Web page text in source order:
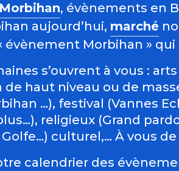
, évènements en
aujourd’hui, marché
évènement Morbihan » qui
s’ouvrent à vous :
haut niveau ou de
…), festival (Vannes
religieux (Grand
culturel,… À vous de
calendrier des